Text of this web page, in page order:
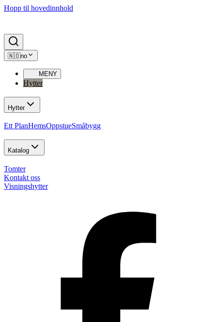
Hopp til hovedinnhold
🇳🇴no
MENY
Hytter
Hytter
Ett PlanHemsOppstueSmåbygg
Katalog
Tomter
Kontakt oss
Visningshytter